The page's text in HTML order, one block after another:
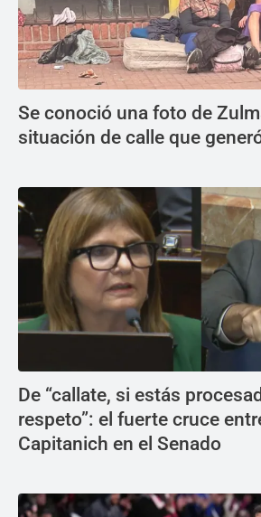
Se conoció una foto de
situación de calle que
De “callate, si estás
respeto”: el fuerte cruce
Capitanich en el Senado